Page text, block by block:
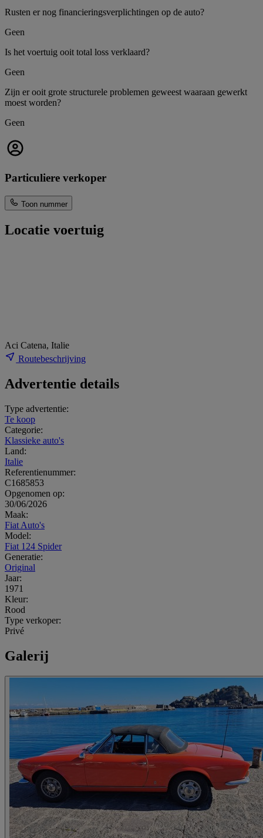
Rusten er nog financieringsverplichtingen op de auto?
Geen
Is het voertuig ooit total loss verklaard?
Geen
Zijn er ooit grote structurele problemen geweest waaraan gewerkt
moest worden?
Geen
Particuliere verkoper
Toon nummer
Locatie voertuig
Aci Catena, Italie
Routebeschrijving
Advertentie details
Type advertentie:
Te koop
Categorie:
Klassieke auto's
Land:
Italie
Referentienummer:
C1685853
Opgenomen op:
30/06/2026
Maak:
Fiat Auto's
Model:
Fiat 124 Spider
Generatie:
Original
Jaar:
1971
Kleur:
Rood
Type verkoper:
Privé
Galerij